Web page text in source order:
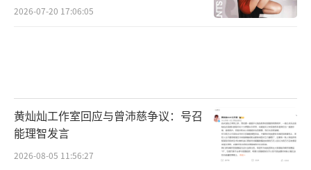
2026-07-20 17:06:05
黄灿灿工作室回应与曾沛慈争议：号召
能理智发言
2026-08-05 11:56:27